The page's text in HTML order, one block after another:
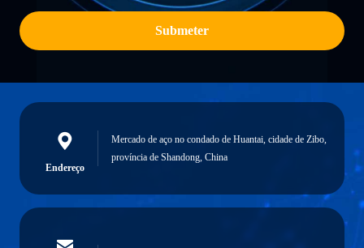
Submeter
Endereço
Mercado de aço no condado de Huantai, cidade de Zibo,
província de Shandong, China